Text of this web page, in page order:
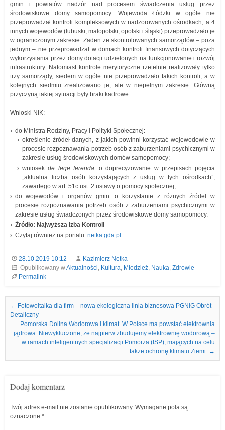
gmin i powiatów nadzór nad procesem świadczenia usług przez
środowiskowe domy samopomocy. Wojewoda Łódzki w ogóle nie
przeprowadzał kontroli kompleksowych w nadzorowanych ośrodkach, a 4
innych wojewodów (lubuski, małopolski, opolski i śląski) przeprowadzało je
w ograniczonym zakresie. Żaden ze skontrolowanych samorządów – poza
jednym – nie przeprowadzał w domach kontroli finansowych dotyczących
wykorzystania przez domy dotacji udzielonych na funkcjonowanie i rozwój
infrastruktury. Natomiast kontrole merytoryczne rzetelnie realizowały tylko
trzy samorządy, siedem w ogóle nie przeprowadzało takich kontroli, a w
kolejnych siedmiu zrealizowano je, ale w niepełnym zakresie. Główną
przyczyną takiej sytuacji były braki kadrowe.
Wnioski NIK:
do Ministra Rodziny, Pracy i Polityki Społecznej:
określenie źródeł danych, z jakich powinni korzystać wojewodowie w
procesie rozpoznawania potrzeb osób z zaburzeniami psychicznymi w
zakresie usług środowiskowych domów samopomocy;
wniosekde lege ferenda:o doprecyzowanie w przepisach pojęcia
„aktualna liczba osób korzystających z usług w tych ośrodkach”,
zawartego w art. 51c ust. 2 ustawy o pomocy społecznej;
do wojewodów i organów gmin: o korzystanie z różnych źródeł w
procesie rozpoznawania potrzeb osób z zaburzeniami psychicznymi w
zakresie usług świadczonych przez środowiskowe domy samopomocy.
Źródło: Najwyższa Izba Kontroli
Czytaj również na portalu: netka.gda.pl
28.10.2019 10:12
Kazimierz Netka
Opublikowany wAktualności, Kultura, Młodzież, Nauka, Zdrowie
Permalink
Nawigacja we wpisach
← Fotowoltaika dla firm – nowa ekologiczna linia biznesowa PGNiG Obrót
Detaliczny
Pomorska Dolina Wodorowa i klimat. W Polsce ma powstać elektrownia
jądrowa. Niewykluczone, że najpierw zbudujemy elektrownię wodorową –
w ramach inteligentnych specjalizacji Pomorza (ISP), mających na celu
także ochronę klimatu Ziemi. →
Dodaj komentarz
Twój adres e-mail nie zostanie opublikowany. Wymagane pola są
oznaczone *